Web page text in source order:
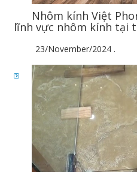
Nhôm kính Việt
lĩnh vực nhôm kính tại
23/November/2024 .